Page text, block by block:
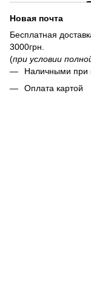
Новая почта
Бесплатная
3000грн.
(при условии
Наличными при
Оплата картой